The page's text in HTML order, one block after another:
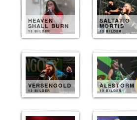
HEAVEN
SHALL BURN
13 BILDER
SALTATIO
MORTIS
13 BILDER
VERSENGOLD
13 BILDER
ALESTORM
13 BILDER